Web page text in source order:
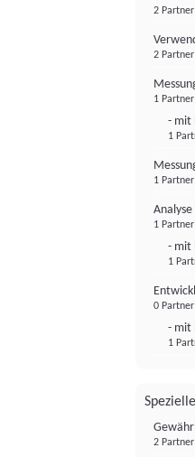
2 Partner
2 Partner
1 Partner
- mit
1
1 Partner
1 Partner
- mit
1
0 Partner
- mit
1
2 Partner